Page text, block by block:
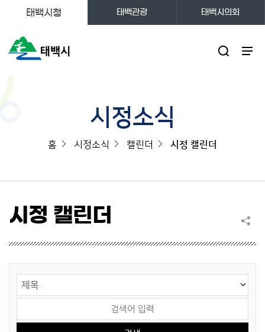
태백시청 태백관광 태백시의회
시정소식
홈 시정소식 캘린더 시정 캘린더
시정 캘린더